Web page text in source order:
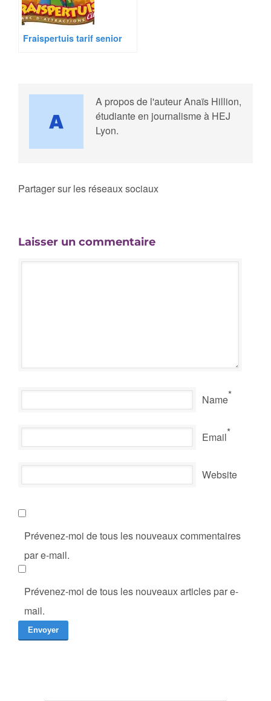
Fraispertuis tarif senior
A propos de l'auteurAnaïs Hillion,
étudiante en journalisme à HEJ
Lyon.
Partager sur les réseaux sociaux
Laisser un commentaire
Name*
Email*
Website
Prévenez-moi de tous les nouveaux commentaires
par e-mail.
Prévenez-moi de tous les nouveaux articles par e-
mail.